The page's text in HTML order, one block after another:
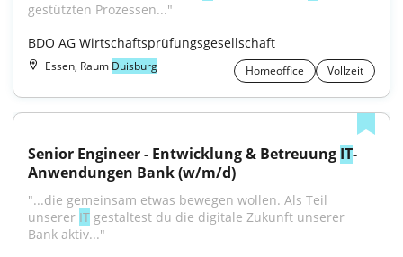
gestützten Prozessen..."
BDO AG Wirtschaftsprüfungsgesellschaft
Essen, Raum Duisburg Homeoffice Vollzeit
Senior Engineer - Entwicklung & Betreuung IT-
Anwendungen Bank (w/m/d)
"...die gemeinsam etwas bewegen wollen. Als Teil
unserer IT gestaltest du die digitale Zukunft unserer
Bank aktiv..."